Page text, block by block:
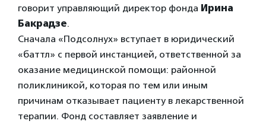
говорит управляющий директор фонда Ирина
Бакрадзе.
Сначала «Подсолнух» вступает в юридический
«баттл» с первой инстанцией, ответственной за
оказание медицинской помощи: районной
поликлиникой, которая по тем или иным
причинам отказывает пациенту в лекарственной
терапии. Фонд составляет заявление и